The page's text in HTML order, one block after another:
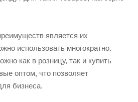
является их
использовать многократно.
как в розницу, так и купить
оптом, что позволяет
бизнеса.